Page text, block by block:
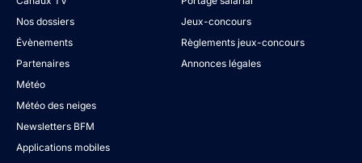
Nos dossiers
Évènements
Partenaires
Météo
Météo des neiges
Newsletters BFM
Applications mobiles
Jeux-concours
Règlements jeux-concours
Annonces légales